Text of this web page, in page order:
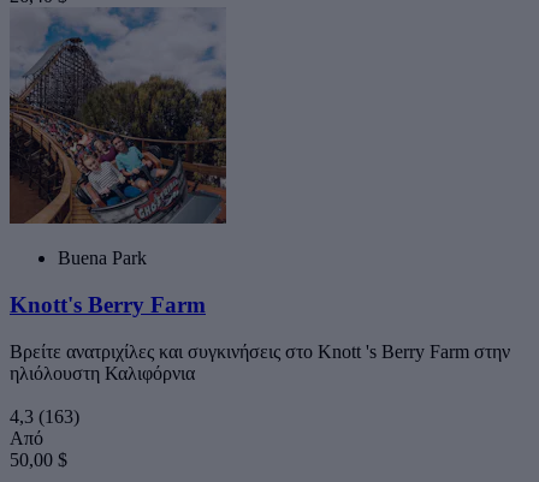
Buena Park
Knott's Berry Farm
Βρείτε ανατριχίλες και συγκινήσεις στο Knott 's Berry Farm στην
ηλιόλουστη Καλιφόρνια
4,3 (163)
Από
50,00 $